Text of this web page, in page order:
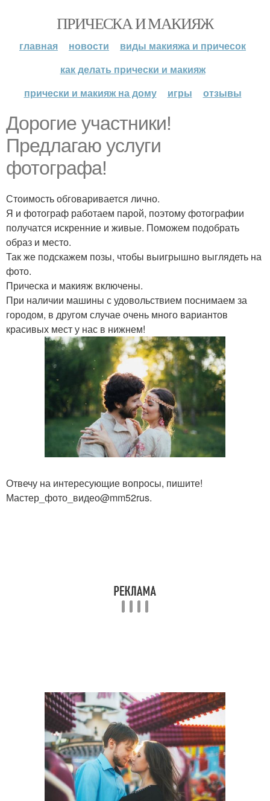
ПРИЧЕСКА И МАКИЯЖ
главная новости
виды макияжа и причесок
как делать прически и макияж
прически и макияж на дому
игры отзывы
Дорогие участники!
Предлагаю услуги
фотографа!
Стоимость обговаривается лично.
Я и фотограф работаем парой, поэтому фотографии
получатся искренние и живые. Поможем подобрать
образ и место.
Так же подскажем позы, чтобы выигрышно выглядеть на
фото.
Прическа и макияж включены.
При наличии машины с удовольствием поснимаем за
городом, в другом случае очень много вариантов
красивых мест у нас в нижнем!
Отвечу на интересующие вопросы, пишите!
Мастер_фото_видео@mm52rus.